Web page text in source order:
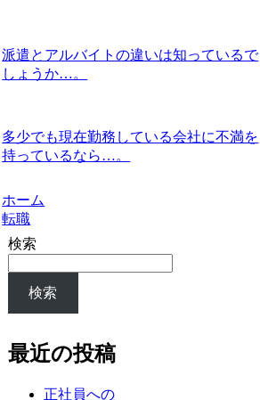
派遣とアルバイトの違いは知っているで
しょうか…。
多少でも現在勤務している会社に不満を
持っているなら…。
ホーム
転職
検索
検索
最近の投稿
正社員への